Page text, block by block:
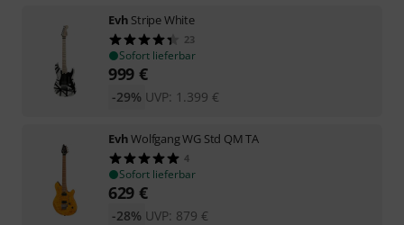
Evh Stripe White
23
Sofort lieferbar
999 €
UVP: 1.399 €
-29%
EvhWolfgang WG Std QM TA
4
Sofort lieferbar
629 €
UVP: 879 €
-28%